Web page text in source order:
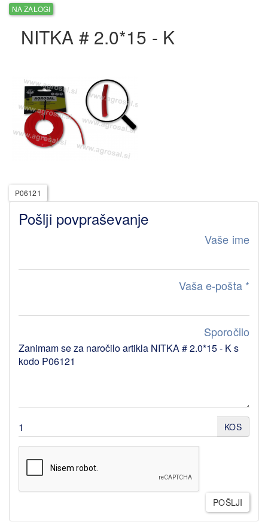
NA ZALOGI
NITKA # 2.0*15 - K
P06121
Pošlji povpraševanje
Vaše ime
Vaša e-pošta *
Sporočilo
KOS
POŠLJI